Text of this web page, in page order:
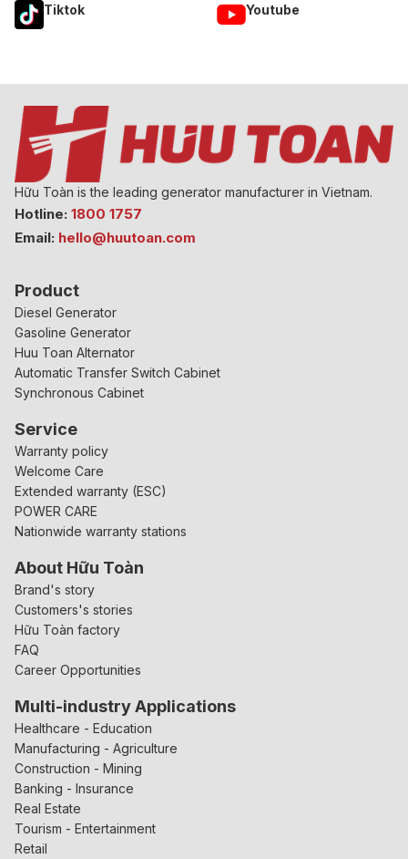
Tiktok Youtube
Hữu Toàn is the leading generator manufacturer in Vietnam.
Hotline: 1800 1757
Email: hello@huutoan.com
Product
Diesel Generator
Gasoline Generator
Huu Toan Alternator
Automatic Transfer Switch Cabinet
Synchronous Cabinet
Service
Warranty policy
Welcome Care
Extended warranty (ESC)
POWER CARE
Nationwide warranty stations
About Hữu Toàn
Brand's story
Customers's stories
Hữu Toàn factory
FAQ
Career Opportunities
Multi-industry Applications
Healthcare - Education
Manufacturing - Agriculture
Construction - Mining
Banking - Insurance
Real Estate
Tourism - Entertainment
Retail